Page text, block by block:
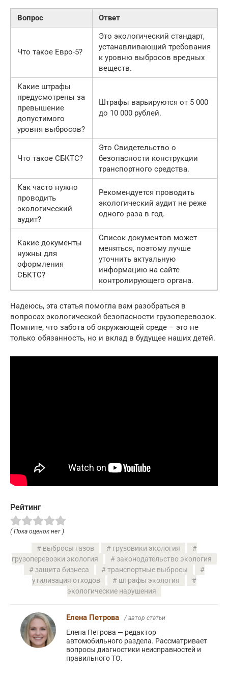
Вопрос Ответ
Что такое Евро-5?
Это экологический стандарт,
устанавливающий требования
к уровню выбросов вредных
веществ.
Какие штрафы
предусмотрены за
превышение
допустимого
уровня выбросов?
Штрафы варьируются от 5 000
до 10 000 рублей.
Что такое СБКТС?
Это Свидетельство о
безопасности конструкции
транспортного средства.
Как часто нужно
проводить
экологический
аудит?
Рекомендуется проводить
экологический аудит не реже
одного раза в год.
Какие документы
нужны для
оформления
СБКТС?
Список документов может
меняться, поэтому лучше
уточнить актуальную
информацию на сайте
контролирующего органа.
Надеюсь, эта статья помогла вам разобраться в
вопросах экологической безопасности грузоперевозок.
Помните, что забота об окружающей среде – это не
только обязанность, но и вклад в будущее наших детей.
Рейтинг
( Пока оценок нет )
выбросы газов
грузовики экология
грузоперевозки экология
законодательство экология
защита бизнеса
транспортные выбросы
утилизация отходов
штрафы экология
экологические нарушения
Елена Петрова / автор статьи
Елена Петрова — редактор
автомобильного раздела. Рассматривает
вопросы диагностики неисправностей и
правильного ТО.